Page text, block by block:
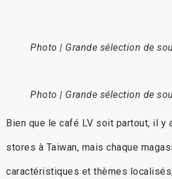
Photo | Grande sélection de
Photo | Grande sélection de
Bien que le café LV soit partout, il y
stores à Taiwan, mais chaque
caractéristiques et thèmes